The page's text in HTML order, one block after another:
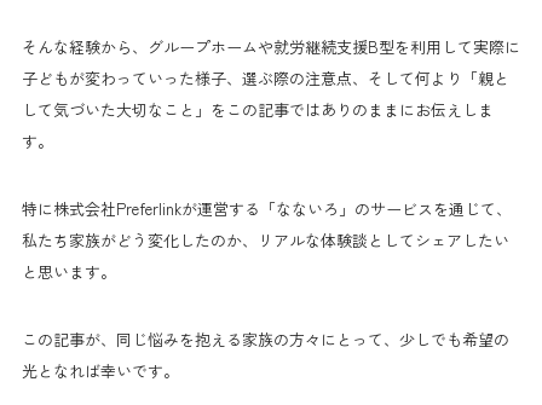
そんな経験から、グループホームや就労継続支援B型を利用して実際に
子どもが変わっていった様子、選ぶ際の注意点、そして何より「親と
して気づいた大切なこと」をこの記事ではありのままにお伝えしま
す。
特に株式会社Preferlinkが運営する「なないろ」のサービスを通じて、
私たち家族がどう変化したのか、リアルな体験談としてシェアしたい
と思います。
この記事が、同じ悩みを抱える家族の方々にとって、少しでも希望の
光となれば幸いです。